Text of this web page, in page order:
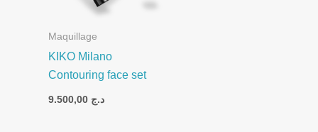
Maquillage
KIKO Milano
Contouring face set
د.ج